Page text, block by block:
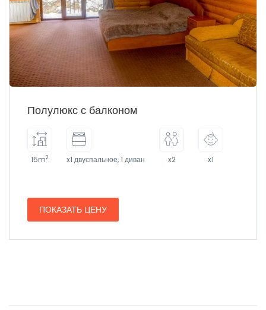
Полулюкс с балконом
15m2 x1 двуспальное, 1 диван x2 x1
ПОКАЗАТЬ ЦЕНУ